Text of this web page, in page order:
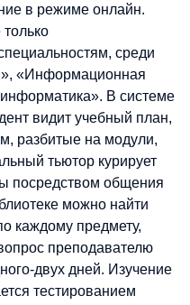
в режиме онлайн.
среди
«Информационная
В cистеме
видит учебный план,
разбитые на модули,
тьютор курирует
посредством общения
можно найти
каждому предмету,
преподавателю
двух дней. Изучение
тестированием